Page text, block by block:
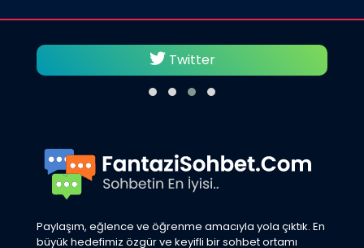
Twitter
Paylaşım, eğlence ve öğrenme amacıyla yola çıktık. En
büyük hedefimiz özgür ve keyifli bir sohbet ortamı